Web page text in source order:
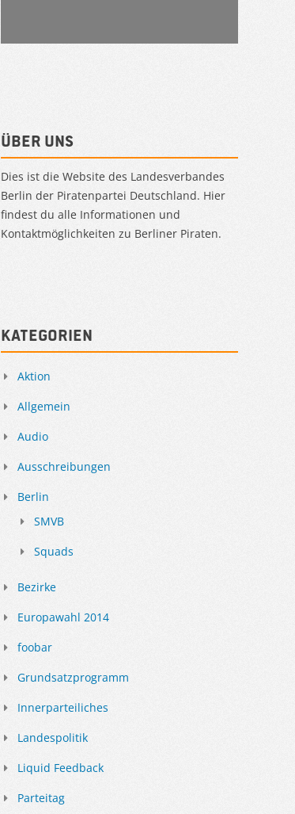
Über uns
Dies ist die Website des Landesverbandes
Berlin der Piratenpartei Deutschland. Hier
findest du alle Informationen und
Kontaktmöglichkeiten zu Berliner Piraten.
Kategorien
Aktion
Allgemein
Audio
Ausschreibungen
Berlin
SMVB
Squads
Bezirke
Europawahl 2014
foobar
Grundsatzprogramm
Innerparteiliches
Landespolitik
Liquid Feedback
Parteitag